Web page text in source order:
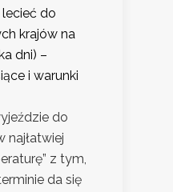
do
krajów na
dni) –
i warunki
do
najłatwiej
z tym,
da się